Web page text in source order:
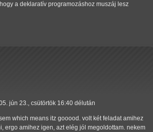
a deklaratív programozáshoz muszáj lesz
jún 23., csütörtök 16:40 délután
which means itz gooood. volt két feladat amihez
ergo amihez igen, azt elég jól megoldottam. nekem